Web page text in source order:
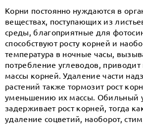
Корни постоянно нуждаются в
веществах, поступающих из
среды, благоприятные для
способствуют росту корней и
температура в ночные часы,
потребление углеводов,
массы корней. Удаление части
растений также тормозит рост
уменьшению их массы. Обильный
задерживает рост корней, тогда
удаление соцветий, наоборот,